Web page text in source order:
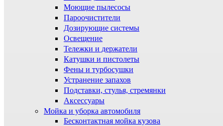
Моющие пылесосы
Пароочистители
Дозирующие системы
Освещение
Тележки и держатели
Катушки и пистолеты
Фены и турбосушки
Устранение запахов
Подставки, стулья, стремянки
Аксессуары
Мойка и уборка автомобиля
Бесконтактная мойка кузова